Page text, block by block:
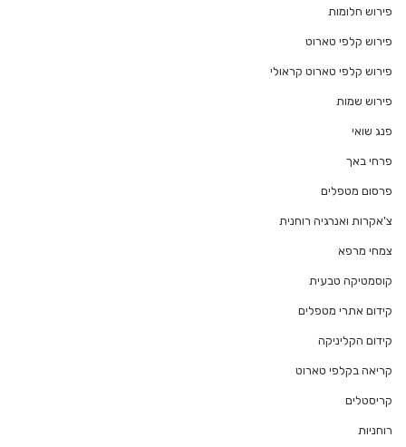
פירוש חלומות
פירוש קלפי טארוט
פירוש קלפי טארוט קראולי
פירוש שמות
פנג שואי
פרחי באך
פרסום מטפלים
צ'אקרות ואנרגיה רוחנית
צמחי מרפא
קוסמטיקה טבעית
קידום אתרי מטפלים
קידום הקליניקה
קריאה בקלפי טארוט
קריסטלים
רוחניות